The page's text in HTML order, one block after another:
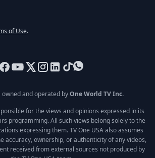
of Use.
owned and operated byOne World TV Inc.
for the views and opinions expressed in its
programming. All such views belong solely to the
expressing them. TV One USA also assumes
accuracy, ownership, or authenticity of any videos,
received from external sources not produced by